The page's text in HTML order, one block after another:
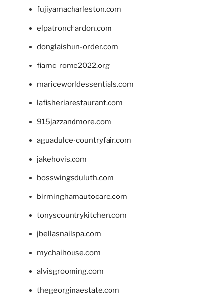
fujiyamacharleston.com
elpatronchardon.com
donglaishun-order.com
fiamc-rome2022.org
mariceworldessentials.com
lafisheriarestaurant.com
915jazzandmore.com
aguadulce-countryfair.com
jakehovis.com
bosswingsduluth.com
birminghamautocare.com
tonyscountrykitchen.com
jbellasnailspa.com
mychaihouse.com
alvisgrooming.com
thegeorginaestate.com